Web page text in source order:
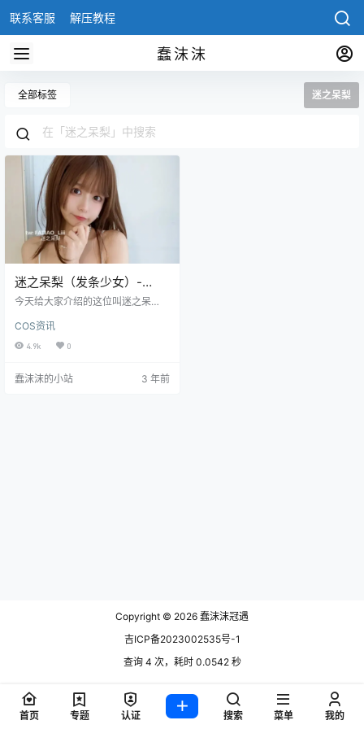
联系客服 解压教程
蠢沫沫
全部标签 迷之呆梨
迷之呆梨（发条少女）-
Fantia是哪个平台的？迷之
今天给大家介绍的这位叫迷之呆
常可爱的萌主，以前她有个可爱的
名字叫发条仯女，这位萌主属于非
爱的类型。 大家比较好奇迷之呆梨
COS资讯
4.9k 0
蠢沫沫的小站 3 年前
Copyright © 2026 蠢沫沫冠遇
吉ICP备2023002535号-1
查询 4 次，耗时 0.0542 秒
首页 专题 认证 搜索 菜单 我的